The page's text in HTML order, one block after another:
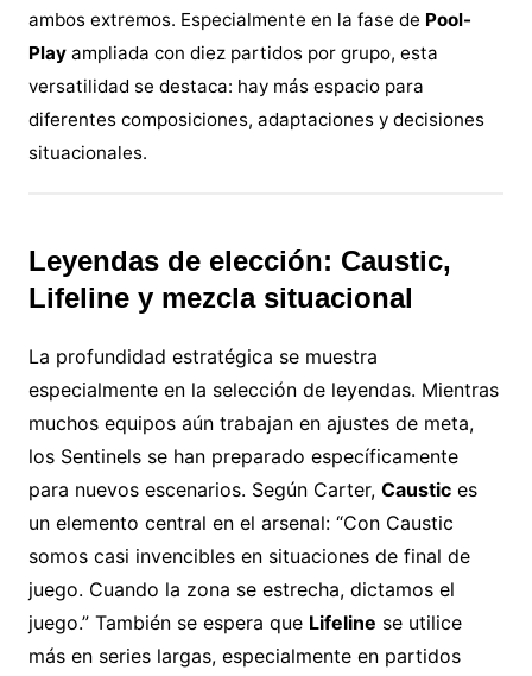
ambos extremos. Especialmente en la fase de Pool-
Playampliada con diez partidos por grupo, esta
versatilidad se destaca: hay más espacio para
diferentes composiciones, adaptaciones y decisiones
situacionales.
Leyendas de elección: Caustic,
Lifeline y mezcla situacional
La profundidad estratégica se muestra
especialmente en la selección de leyendas. Mientras
muchos equipos aún trabajan en ajustes de meta,
los Sentinels se han preparado específicamente
para nuevos escenarios. Según Carter, Caustices
un elemento central en el arsenal: “Con Caustic
somos casi invencibles en situaciones de final de
juego. Cuando la zona se estrecha, dictamos el
juego.” También se espera que Lifeline se utilice
más en series largas, especialmente en partidos